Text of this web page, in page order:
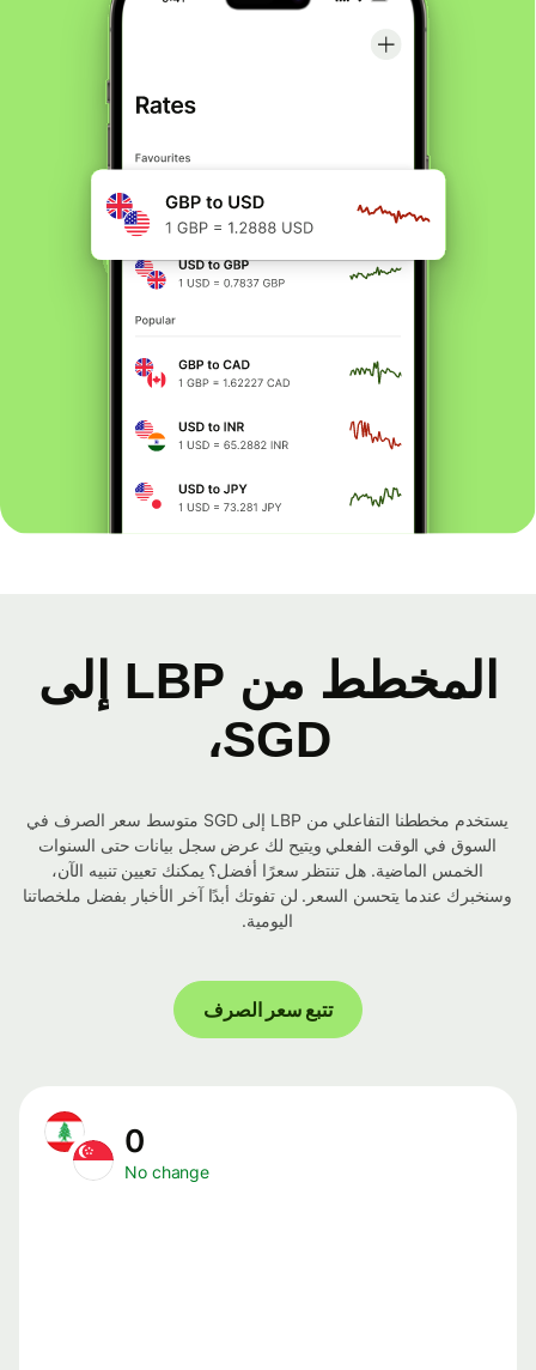
المخطط من LBP إلى
SGD،
يستخدم مخططنا التفاعلي من LBP إلى SGD متوسط ​​سعر الصرف في
السوق في الوقت الفعلي ويتيح لك عرض سجل بيانات حتى السنوات
الخمس الماضية. هل تنتظر سعرًا أفضل؟ يمكنك تعيين تنبيه الآن،
وسنخبرك عندما يتحسن السعر. لن تفوتك أبدًا آخر الأخبار بفضل ملخصاتنا
اليومية.
تتبع سعر الصرف
No change